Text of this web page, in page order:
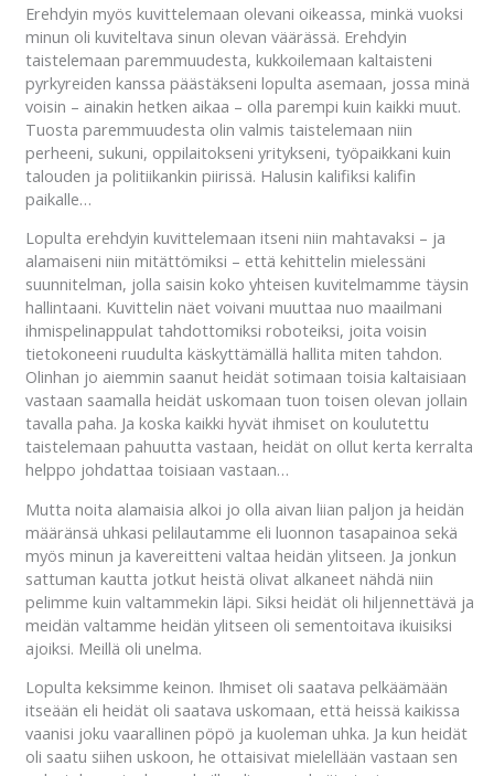
Erehdyin myös kuvittelemaan olevani oikeassa, minkä vuoksi
minun oli kuviteltava sinun olevan väärässä. Erehdyin
taistelemaan paremmuudesta, kukkoilemaan kaltaisteni
pyrkyreiden kanssa päästäkseni lopulta asemaan, jossa minä
voisin – ainakin hetken aikaa – olla parempi kuin kaikki muut.
Tuosta paremmuudesta olin valmis taistelemaan niin
perheeni, sukuni, oppilaitokseni yritykseni, työpaikkani kuin
talouden ja politiikankin piirissä. Halusin kalifiksi kalifin
paikalle…
Lopulta erehdyin kuvittelemaan itseni niin mahtavaksi – ja
alamaiseni niin mitättömiksi – että kehittelin mielessäni
suunnitelman, jolla saisin koko yhteisen kuvitelmamme täysin
hallintaani. Kuvittelin näet voivani muuttaa nuo maailmani
ihmispelinappulat tahdottomiksi roboteiksi, joita voisin
tietokoneeni ruudulta käskyttämällä hallita miten tahdon.
Olinhan jo aiemmin saanut heidät sotimaan toisia kaltaisiaan
vastaan saamalla heidät uskomaan tuon toisen olevan jollain
tavalla paha. Ja koska kaikki hyvät ihmiset on koulutettu
taistelemaan pahuutta vastaan, heidät on ollut kerta kerralta
helppo johdattaa toisiaan vastaan…
Mutta noita alamaisia alkoi jo olla aivan liian paljon ja heidän
määränsä uhkasi pelilautamme eli luonnon tasapainoa sekä
myös minun ja kavereitteni valtaa heidän ylitseen. Ja jonkun
sattuman kautta jotkut heistä olivat alkaneet nähdä niin
pelimme kuin valtammekin läpi. Siksi heidät oli hiljennettävä ja
meidän valtamme heidän ylitseen oli sementoitava ikuisiksi
ajoiksi. Meillä oli unelma.
Lopulta keksimme keinon. Ihmiset oli saatava pelkäämään
itseään eli heidät oli saatava uskomaan, että heissä kaikissa
vaanisi joku vaarallinen pöpö ja kuoleman uhka. Ja kun heidät
oli saatu siihen uskoon, he ottaisivat mielellään vastaan sen